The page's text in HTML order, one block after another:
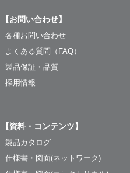
【お問い合わせ】
各種お問い合わせ
よくある質問（FAQ）
製品保証・品質
採用情報
【資料・コンテンツ】
製品カタログ
仕様書・図面(ネットワーク)